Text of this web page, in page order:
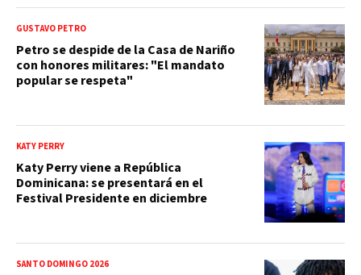
GUSTAVO PETRO
Petro se despide de la Casa de Nariño
con honores militares: "El mandato
popular se respeta"
KATY PERRY
Katy Perry viene a República
Dominicana: se presentará en el
Festival Presidente en diciembre
SANTO DOMINGO 2026